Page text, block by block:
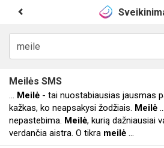
Meilės SMS
... Meilė - tai nuostabiausias jausmas
kažkas, ko neapsakysi žodžiais. Meilė ...
nepastebima. Meilė, kurią dažniausiai
verdančia aistra. O tikra meilė ...